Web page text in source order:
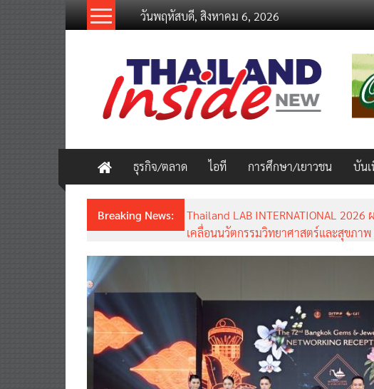
วันพฤหัสบดี, สิงหาคม 6, 2026
thailandinsidenew.com
Thailand
Inside
New
ธุรกิจ/ตลาด ไอที การศึกษา/เยาวชน บันเ
Breaking News:
Thailand LAB INTERNATIONAL 2026
เคลื่อนนวัตกรรมวิทยาศาสตร์และสุขภา